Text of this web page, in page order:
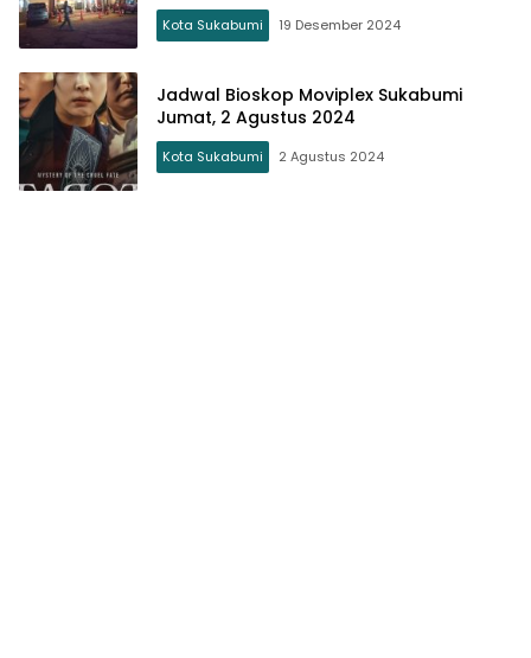
Kota Sukabumi 19 Desember 2024
Jadwal Bioskop Moviplex Sukabumi
Jumat, 2 Agustus 2024
Kota Sukabumi 2 Agustus 2024